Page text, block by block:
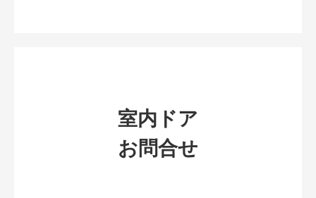
室内ドア
お問合せ